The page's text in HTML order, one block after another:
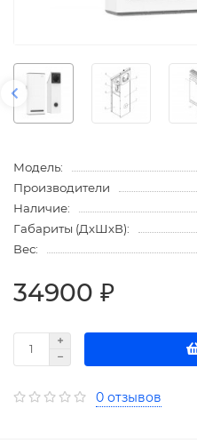
Модель:
Производители
Наличие:
Габариты (ДхШхВ):
Вес:
34900 ₽
0 отзывов